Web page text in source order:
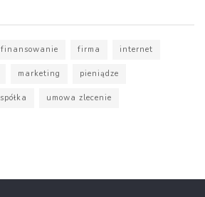
finansowanie firma internet
marketing pieniądze
spółka umowa zlecenie